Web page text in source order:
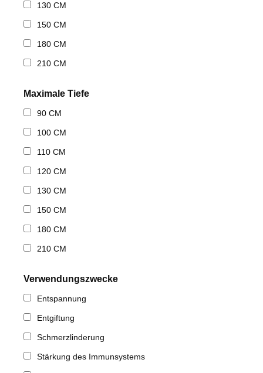
130 CM
150 CM
180 CM
210 CM
Maximale Tiefe
90 CM
100 CM
110 CM
120 CM
130 CM
150 CM
180 CM
210 CM
Verwendungszwecke
Entspannung
Entgiftung
Schmerzlinderung
Stärkung des Immunsystems